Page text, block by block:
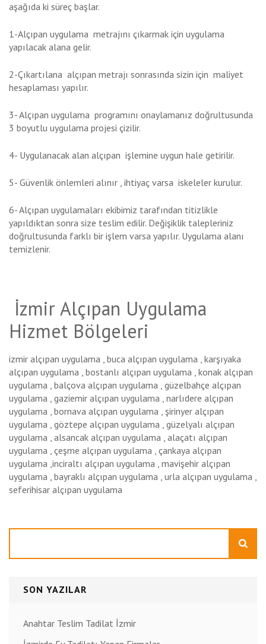
aşağıda ki süreç başlar.
1-Alçıpan uygulama metrajını çıkarmak için uygulama
yapılacak alana gelir.
2-Çıkartılana alçıpan metrajı sonrasında sizin için maliyet
hesaplaması yapılır.
3- Alçıpan uygulama programını onaylamanız doğrultusunda
3 boyutlu uygulama projesi çizilir.
4- Uygulanacak alan alçıpan işlemine uygun hale getirilir.
5- Güvenlik önlemleri alınır , ihtiyaç varsa iskeleler kurulur.
6- Alçıpan uygulamaları ekibimiz tarafından titizlikle
yapıldıktan sonra size teslim edilir. Değişiklik talepleriniz
doğrultusunda farklı bir işlem varsa yapılır. Uygulama alanı
temizlenir.
İzmir Alçıpan Uygulama
Hizmet Bölgeleri
izmir alçıpan uygulama , buca alçıpan uygulama , karşıyaka
alçıpan uygulama , bostanlı alçıpan uygulama , konak alçıpan
uygulama , balçova alçıpan uygulama , güzelbahçe alçıpan
uygulama , gaziemir alçıpan uygulama , narlıdere alçıpan
uygulama , bornava alçıpan uygulama , şirinyer alçıpan
uygulama , göztepe alçıpan uygulama , güzelyalı alçıpan
uygulama , alsancak alçıpan uygulama , alaçatı alçıpan
uygulama , çeşme alçıpan uygulama , çankaya alçıpan
uygulama ,inciraltı alçıpan uygulama , mavişehir alçıpan
uygulama , bayraklı alçıpan uygulama , urla alçıpan uygulama ,
seferihisar alçıpan uygulama
SON YAZILAR
Anahtar Teslim Tadilat İzmir